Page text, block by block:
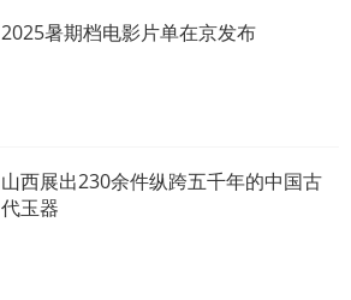
2025暑期档电影片单在京发布
山西展出230余件纵跨五千年的中国古
代玉器